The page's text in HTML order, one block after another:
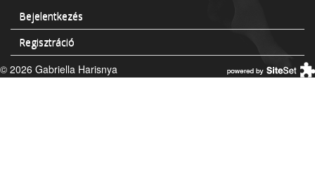
Bejelentkezés
Regisztráció
© 2026 Gabriella Harisnya